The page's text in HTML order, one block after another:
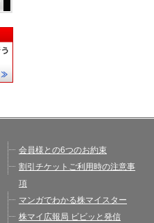
会員様との6つのお約束
割引チケットご利用時の注意事
項
マンガでわかる株マイスター
株マイ広報局 ビビッと発信